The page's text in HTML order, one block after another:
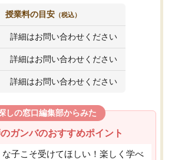
授業料の目安 （税込）
詳細はお問い合わせください
詳細はお問い合わせください
詳細はお問い合わせください
しの窓口編集部からみた
ガンバのおすすめポイント
な子こそ受けてほしい！楽しく学べ